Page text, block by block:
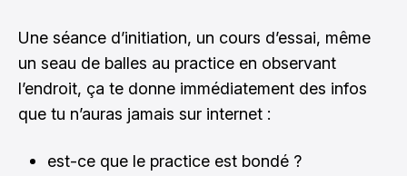
Une séance d’initiation, un cours d’essai, même
un seau de balles au practice en observant
l’endroit, ça te donne immédiatement des infos
que tu n’auras jamais sur internet :
est-ce que le practice est bondé ?